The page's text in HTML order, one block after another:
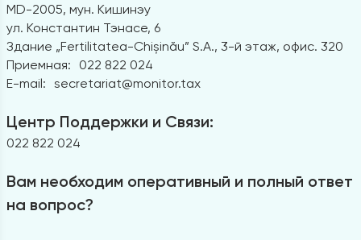
MD-2005, мун. Кишинэу
ул. Константин Тэнасе, 6
Здание „Fertilitatea-Chișinău” S.A., 3-й этаж, офис. 320
Приемная:
022 822 024
E-mail: secretariat@monitor.tax
Центр Поддержки и Связи:
022 822 024
Вам необходим оперативный и полный ответ
на вопрос?